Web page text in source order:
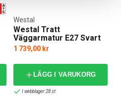
Westal Tratt
Väggarmatur E27 Svart
Westal
1 739,00 kr
LÄGG I VARUKORG
I webblager: 28 st